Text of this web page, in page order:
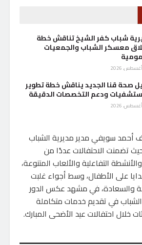
شباب كفر الشيخ تناقش خطة
معسكر الشباب والجمعيات
صحة قنا الجديد يناقش خطة تطوير
ودعم التخصصات الدقيقة
أحمد سويفي مدير مديرية الشباب
تضمنت الاحتفالات عددًا من
التفاعلية والألعاب المتنوعة،
على الأطفال، وسط أجواء غلبت
والسعادة، في مشهد عكس الدور
في تقديم خدمات متكاملة
خلال احتفالات عيد الأضحى المبارك.